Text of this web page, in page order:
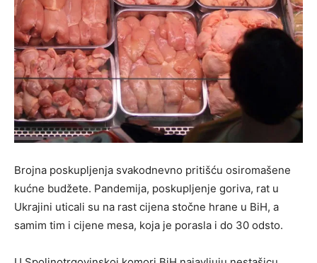
Brojna poskupljenja svakodnevno pritišću osiromašene
kućne budžete. Pandemija, poskupljenje goriva, rat u
Ukrajini uticali su na rast cijena stočne hrane u BiH, a
samim tim i cijene mesa, koja je porasla i do 30 odsto.